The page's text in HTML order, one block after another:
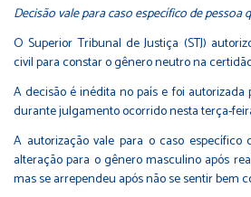
Decisão vale para caso específico de pessoa
O Superior Tribunal de Justiça (STJ)
civil para constar o gênero neutro na
A decisão é inédita no país e foi autorizada
durante julgamento ocorrido nesta terça-
A autorização vale para o caso
alteração para o gênero masculino após
mas se arrependeu após não se sentir bem